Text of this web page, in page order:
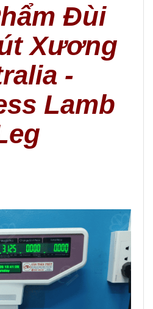
Đùi
Xương
-
Lamb